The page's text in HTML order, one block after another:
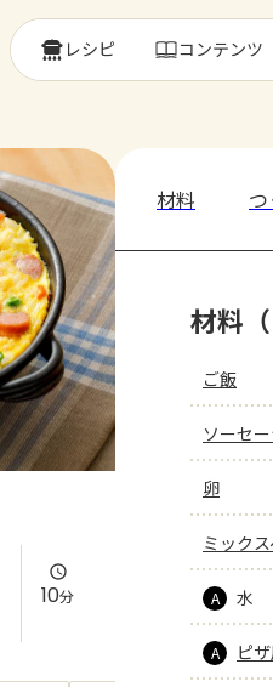
レシピ コンテンツ
10分
材料
材料（
ご飯
ソーセ
卵
ミック
A 水
A ピ